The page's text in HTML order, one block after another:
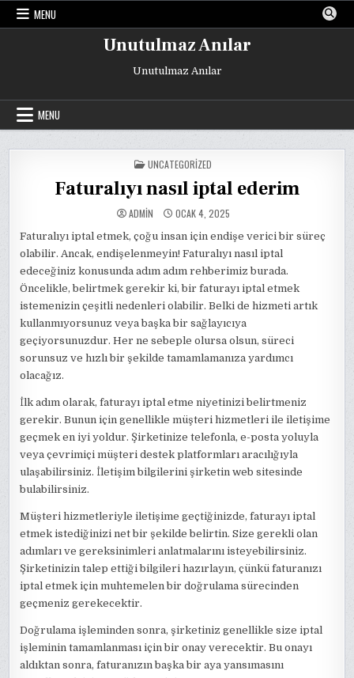
Skip
MENU
Unutulmaz Anılar
Unutulmaz Anılar
MENU
POSTED
IN
UNCATEGORIZED
Faturalıyı nasıl iptal ederim
ADMIN OCAK 4, 2025
Faturalıyı iptal etmek, çoğu insan için endişe verici bir süreç
olabilir. Ancak, endişelenmeyin! Faturalıyı nasıl iptal
edeceğiniz konusunda adım adım rehberimiz burada.
Öncelikle, belirtmek gerekir ki, bir faturayı iptal etmek
istemenizin çeşitli nedenleri olabilir. Belki de hizmeti artık
kullanmıyorsunuz veya başka bir sağlayıcıya
geçiyorsunuzdur. Her ne sebeple olursa olsun, süreci
sorunsuz ve hızlı bir şekilde tamamlamanıza yardımcı
olacağız.
İlk adım olarak, faturayı iptal etme niyetinizi belirtmeniz
gerekir. Bunun için genellikle müşteri hizmetleri ile iletişime
geçmek en iyi yoldur. Şirketinize telefonla, e-posta yoluyla
veya çevrimiçi müşteri destek platformları aracılığıyla
ulaşabilirsiniz. İletişim bilgilerini şirketin web sitesinde
bulabilirsiniz.
Müşteri hizmetleriyle iletişime geçtiğinizde, faturayı iptal
etmek istediğinizi net bir şekilde belirtin. Size gerekli olan
adımları ve gereksinimleri anlatmalarını isteyebilirsiniz.
Şirketinizin talep ettiği bilgileri hazırlayın, çünkü faturanızı
iptal etmek için muhtemelen bir doğrulama sürecinden
geçmeniz gerekecektir.
Doğrulama işleminden sonra, şirketiniz genellikle size iptal
işleminin tamamlanması için bir onay verecektir. Bu onayı
aldıktan sonra, faturanızın başka bir aya yansımasını